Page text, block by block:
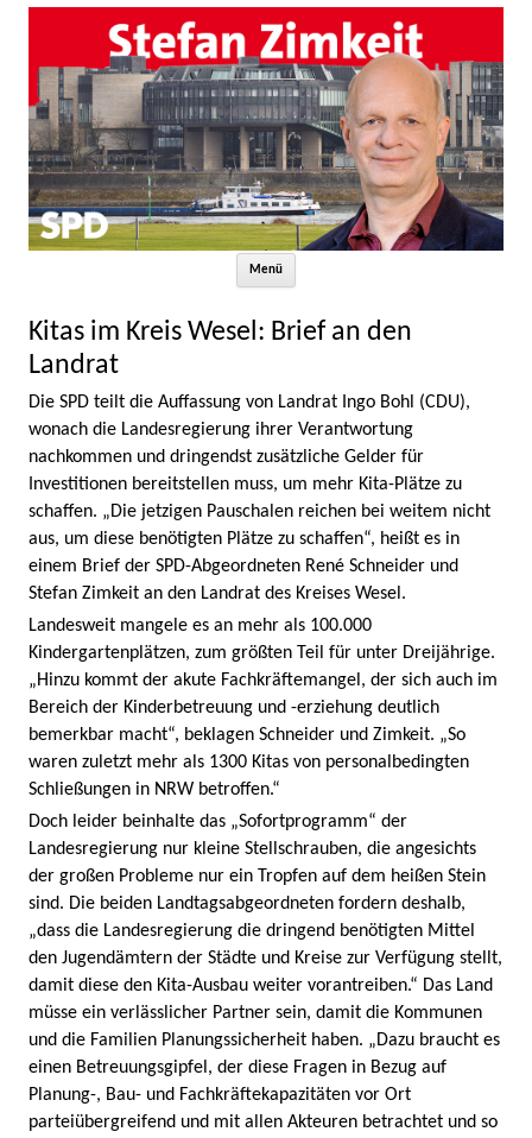
Menü
Kitas im Kreis Wesel: Brief an den
Landrat
Die SPD teilt die Auffassung von Landrat Ingo Bohl (CDU),
wonach die Landesregierung ihrer Verantwortung
nachkommen und dringendst zusätzliche Gelder für
Investitionen bereitstellen muss, um mehr Kita-Plätze zu
schaffen. „Die jetzigen Pauschalen reichen bei weitem nicht
aus, um diese benötigten Plätze zu schaffen“, heißt es in
einem Brief der SPD-Abgeordneten René Schneider und
Stefan Zimkeit an den Landrat des Kreises Wesel.
Landesweit mangele es an mehr als 100.000
Kindergartenplätzen, zum größten Teil für unter Dreijährige.
„Hinzu kommt der akute Fachkräftemangel, der sich auch im
Bereich der Kinderbetreuung und -erziehung deutlich
bemerkbar macht“, beklagen Schneider und Zimkeit. „So
waren zuletzt mehr als 1300 Kitas von personalbedingten
Schließungen in NRW betroffen.“
Doch leider beinhalte das „Sofortprogramm“ der
Landesregierung nur kleine Stellschrauben, die angesichts
der großen Probleme nur ein Tropfen auf dem heißen Stein
sind. Die beiden Landtagsabgeordneten fordern deshalb,
„dass die Landesregierung die dringend benötigten Mittel
den Jugendämtern der Städte und Kreise zur Verfügung stellt,
damit diese den Kita-Ausbau weiter vorantreiben.“ Das Land
müsse ein verlässlicher Partner sein, damit die Kommunen
und die Familien Planungssicherheit haben. „Dazu braucht es
einen Betreuungsgipfel, der diese Fragen in Bezug auf
Planung-, Bau- und Fachkräftekapazitäten vor Ort
parteiübergreifend und mit allen Akteuren betrachtet und so